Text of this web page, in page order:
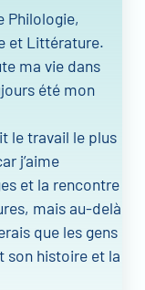
Philologie,
et Littérature.
ma vie dans
été mon
le travail le plus
j’aime
et la rencontre
mais au-delà
que les gens
son histoire et la